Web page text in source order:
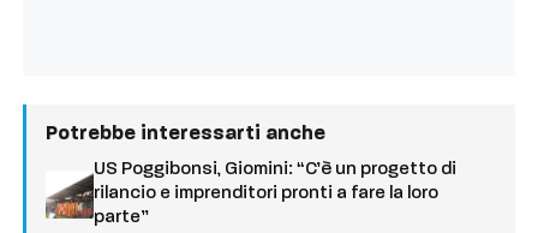
Potrebbe interessarti anche
US Poggibonsi, Giomini: “C’è un progetto di
rilancio e imprenditori pronti a fare la loro
parte”